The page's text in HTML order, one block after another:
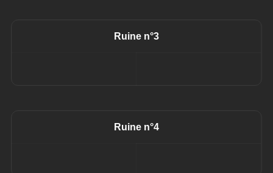
Ruine n°3
Ruine n°4